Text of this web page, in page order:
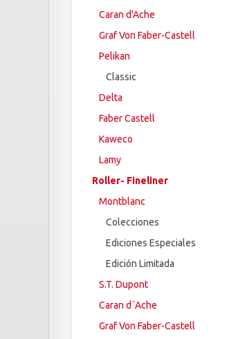
Caran d'Ache
Graf Von Faber-Castell
Pelikan
Classic
Delta
Faber Castell
Kaweco
Lamy
Roller- Fineliner
Montblanc
Colecciones
Ediciones Especiales
Edición Limitada
S.T. Dupont
Caran d´Ache
Graf Von Faber-Castell